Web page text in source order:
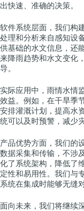
出快速、准确的决策。
软件系统层面，我们构
处理和分析来自感知设
供基础的水文信息，还
来降雨趋势和水文变化
导。
实际应用中，雨情水情
效益。例如，在干旱季
安排灌溉计划，提高水
统可以及时预警，减少
产品优势方面，我们的
数据采集和传输，不涉
化了系统架构，降低了
定性和易用性。我们与
系统在集成时能够无缝
面向未来，我们将继续